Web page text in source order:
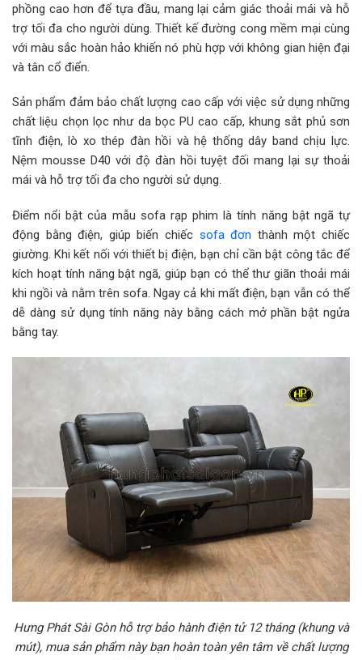
phồng cao hơn để tựa đầu, mang lại cảm giác thoải mái và hỗ
trợ tối đa cho người dùng. Thiết kế đường cong mềm mại cùng
với màu sắc hoàn hảo khiến nó phù hợp với không gian hiện đại
và tân cổ điển.
Sản phẩm đảm bảo chất lượng cao cấp với việc sử dụng những
chất liệu chọn lọc như da bọc PU cao cấp, khung sắt phủ sơn
tĩnh điện, lò xo thép đàn hồi và hệ thống dây band chịu lực.
Nệm mousse D40 với độ đàn hồi tuyệt đối mang lại sự thoải
mái và hỗ trợ tối đa cho người sử dụng.
Điểm nổi bật của mẫu sofa rạp phim là tính năng bật ngã tự
động bằng điện, giúp biến chiếc sofa đơn thành một chiếc
giường. Khi kết nối với thiết bị điện, bạn chỉ cần bật công tắc để
kích hoạt tính năng bật ngã, giúp bạn có thể thư giãn thoải mái
khi ngồi và nằm trên sofa. Ngay cả khi mất điện, bạn vẫn có thể
dễ dàng sử dụng tính năng này bằng cách mở phần bật ngửa
bằng tay.
Hưng Phát Sài Gòn hỗ trợ bảo hành điện tử 12 tháng (khung và
mút), mua sản phẩm này bạn hoàn toàn yên tâm về chất lượng